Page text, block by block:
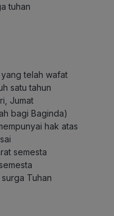
tuhan
telah wafat
satu tahun
Jumat
bagi Baginda)
hak atas
semesta
Tuhan